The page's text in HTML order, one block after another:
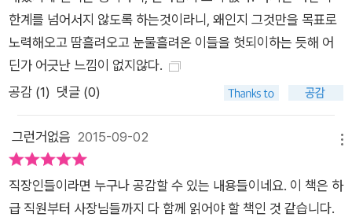
일이 아니다. 즐겁게 일하는 것은 자아실현의 원천이자 일에 대한
욕구와 참여 의식이 발현되기 위한 조건이다.”라고 이야기한다.
하지만 직장에서 과도한 업무로 힘들고 지쳐도 대개는 이를 “모
르는 체”한다. 그러나 경고 신호가 오는데도 이를 무시하면 더 심
각한 상태에 이르게 된다. 최근의 연구 결과에 따르면 “스트레스
호르몬이 뇌까지 올라가면 우리의 인지 방식까지 바꾸어 놓아, 왜
곡된 시선으로 상황을 바라보고 이를 벗어나는 방안에 대해서도
그릇된 판단을 하게 된다”고 한다. 어느 날 갑자기 신호등의 빨간
불을 인지하지 못하고 그냥 길을 건넌다거나 심한 편두통을 겪는
한계를 넘어서지 않도록 하는것이라니, 왜인지 그것만을 목표로
노력해오고 땀흘려오고 눈물흘려온 이들을 헛되이하는 듯해 어
딘가 어긋난 느낌이 없지않다.
공감 (1) 댓글 (0)
그런거없음 2015-09-02
직장인들이라면 누구나 공감할 수 있는 내용들이네요. 이 책은 하
급 직원부터 사장님들까지 다 함께 읽어야 할 책인 것 같습니다.